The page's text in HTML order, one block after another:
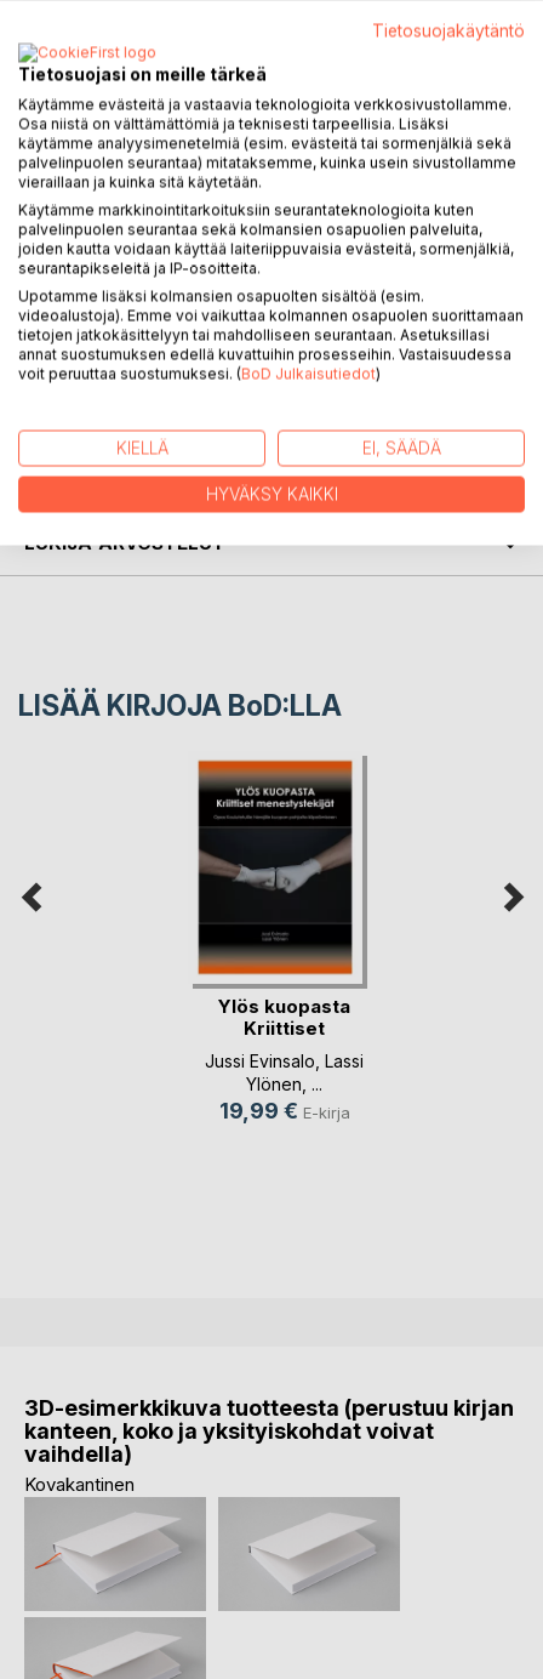
on paettava Karibianmereltä.
Suuri aarre on noudettava pakomatkalla.
Se ei ole helppoa. Saarta vartioi hurjat soturit.
Perässä on monta kuninkaan sotalaivaa ja
edessä on hurjia seikkailuja.
Selviävätkö merirosvot seikkailuistaan ja
pääsevätkö he takaisin kotiin Banaanisaarelle?
Kirja sopii mainiosti kaikille lapsille. Se toimii itse luettuna tai
esimerkiksi iltasatuna. Kirjan yhdeksän lukua ovat omia
kokonaisuuksiaan ja rytmittävät lukemista jouhevasti.
LEHDISTÖARVOSTELUT
LUKIJA-ARVOSTELUT
LISÄÄ KIRJOJA BoD:LLA
Ylös kuopasta
Kriittiset
menestyst(...)
Jussi Evinsalo Lassi
Ylönen , ...
19,99 € E-kirja
3D-esimerkkikuva tuotteesta (perustuu kirjan
kanteen, koko ja yksityiskohdat voivat
vaihdella)
Kovakantinen
Tietosuojakäytäntö
Tietosuojasi on meille tärkeä
Käytämme evästeitä ja vastaavia teknologioita verkkosivustollamme.
Osa niistä on välttämättömiä ja teknisesti tarpeellisia. Lisäksi
käytämme analyysimenetelmiä (esim. evästeitä tai sormenjälkiä sekä
palvelinpuolen seurantaa) mitataksemme, kuinka usein sivustollamme
vieraillaan ja kuinka sitä käytetään.
Käytämme markkinointitarkoituksiin seurantateknologioita kuten
palvelinpuolen seurantaa sekä kolmansien osapuolien palveluita,
joiden kautta voidaan käyttää laiteriippuvaisia evästeitä, sormenjälkiä,
seurantapikseleitä ja IP-osoitteita.
Upotamme lisäksi kolmansien osapuolten sisältöä (esim.
videoalustoja). Emme voi vaikuttaa kolmannen osapuolen suorittamaan
tietojen jatkokäsittelyyn tai mahdolliseen seurantaan. Asetuksillasi
annat suostumuksen edellä kuvattuihin prosesseihin. Vastaisuudessa
voit peruuttaa suostumuksesi. (BoD Julkaisutiedot)
KIELLÄ EI, SÄÄDÄ
HYVÄKSY KAIKKI